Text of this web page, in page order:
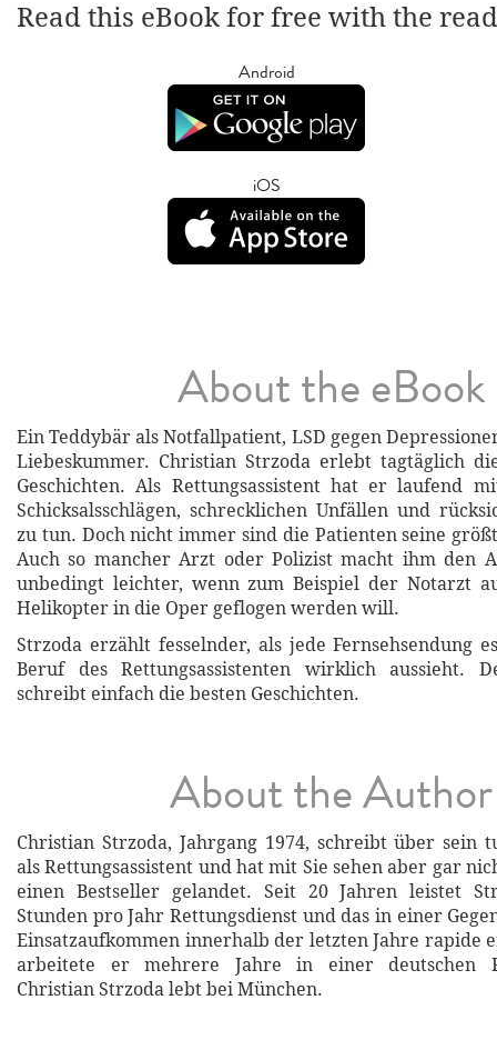
Read this eBook for free with the
Android
iOS
About the eBook
Ein Teddybär als Notfallpatient, LSD gegen
Liebeskummer. Christian Strzoda erlebt tagtäglich
Geschichten. Als Rettungsassistent hat er laufend
Schicksalsschlägen, schrecklichen Unfällen und
zu tun. Doch nicht immer sind die Patienten seine
Auch so mancher Arzt oder Polizist macht ihm den
unbedingt leichter, wenn zum Beispiel der Notarzt
Helikopter in die Oper geflogen werden will.
Strzoda erzählt fesselnder, als jede Fernsehsendung
Beruf des Rettungsassistenten wirklich aussieht.
schreibt einfach die besten Geschichten.
About the Author
Christian Strzoda, Jahrgang 1974, schreibt über sein
als Rettungsassistent und hat mit Sie sehen aber gar
einen Bestseller gelandet. Seit 20 Jahren leistet
Stunden pro Jahr Rettungsdienst und das in einer
Einsatzaufkommen innerhalb der letzten Jahre rapide
arbeitete er mehrere Jahre in einer deutschen
Christian Strzoda lebt bei München.